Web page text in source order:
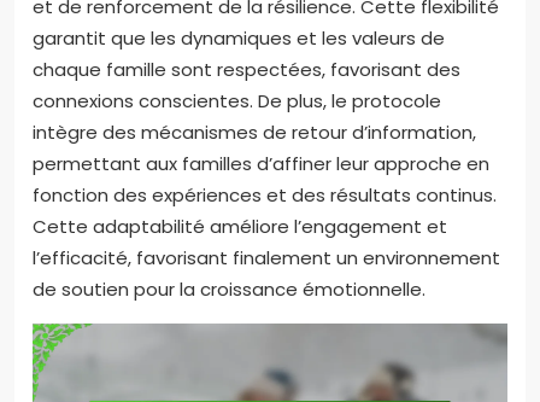
et de renforcement de la résilience. Cette flexibilité
garantit que les dynamiques et les valeurs de
chaque famille sont respectées, favorisant des
connexions conscientes. De plus, le protocole
intègre des mécanismes de retour d’information,
permettant aux familles d’affiner leur approche en
fonction des expériences et des résultats continus.
Cette adaptabilité améliore l’engagement et
l’efficacité, favorisant finalement un environnement
de soutien pour la croissance émotionnelle.